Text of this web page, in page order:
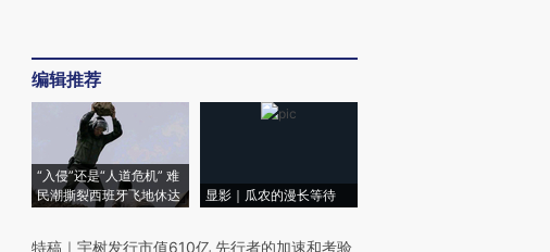
编辑推荐
“入侵”还是“人道危机” 难
民潮撕裂西班牙飞地休达
显影｜瓜农的漫长等待
特稿 ｜ 宇树发行市值610亿 先行者的加速和考验